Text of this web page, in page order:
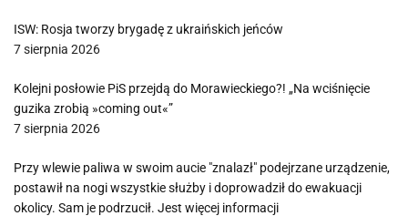
ISW: Rosja tworzy brygadę z ukraińskich jeńców
7 sierpnia 2026
Kolejni posłowie PiS przejdą do Morawieckiego?! „Na wciśnięcie
guzika zrobią »coming out«”
7 sierpnia 2026
Przy wlewie paliwa w swoim aucie "znalazł" podejrzane urządzenie,
postawił na nogi wszystkie służby i doprowadził do ewakuacji
okolicy. Sam je podrzucił. Jest więcej informacji